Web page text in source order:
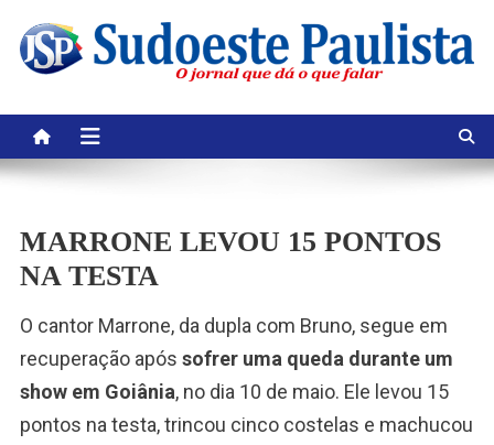
content
MARRONE LEVOU 15 PONTOS
NA TESTA
O cantor Marrone, da dupla com Bruno, segue em
recuperação após sofrer uma queda durante um
show em Goiânia, no dia 10 de maio. Ele levou 15
pontos na testa, trincou cinco costelas e machucou